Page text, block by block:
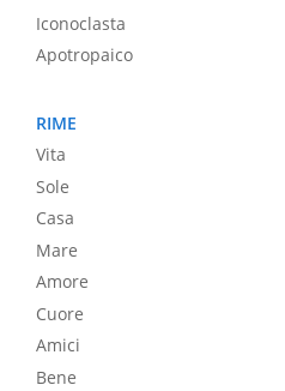
Iconoclasta
Apotropaico
RIME
Vita
Sole
Casa
Mare
Amore
Cuore
Amici
Bene